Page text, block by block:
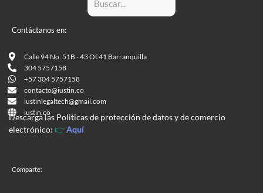
b
o
u
e
p
r
Contáctanos en:
Calle 94 No. 51B - 43 Of.41 Barranquilla
304 5757158
+57 304 5757158
contacto@iustin.co
iustinlegaltech@gmail.com
iustin.co
Descarga las Politicas de protección de datos y de comercio
electrónico: 👉Aquí
Comparte: